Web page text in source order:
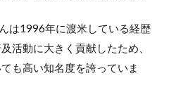
は1996年に渡米している経歴
活動に大きく貢献したため、
も高い知名度を誇っていま